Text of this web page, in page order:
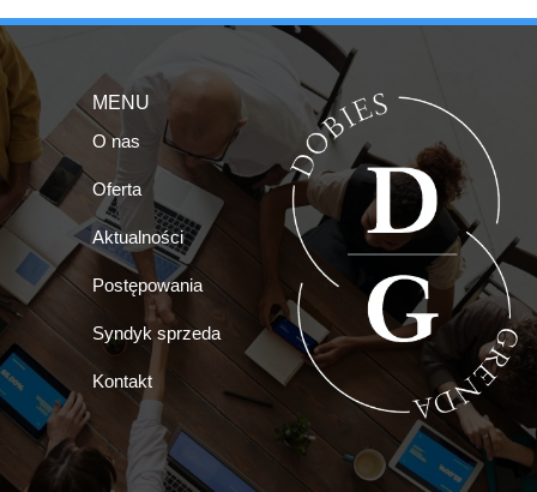
MENU
O nas
Oferta
Aktualności
Postępowania
Syndyk sprzeda
Kontakt